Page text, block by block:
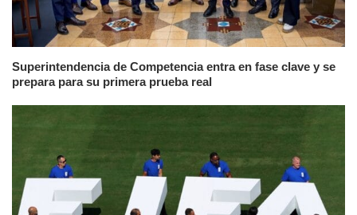
Superintendencia de Competencia entra en fase clave y se
prepara para su primera prueba real